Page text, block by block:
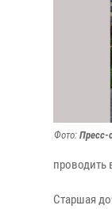
Фото: Пресс-
проводить
Старшая